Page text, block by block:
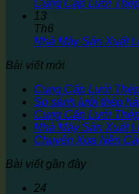
Cung Cấp Lưới
13
Th6
Nhà Máy Sản Xuất
Bài viết mới
Cung Cấp Lưới
So sánh lưới thép
Cung Cấp Lưới
Nhà Máy Sản Xuất
Chuyên Xoa Nền
Bài viết gần đây
24